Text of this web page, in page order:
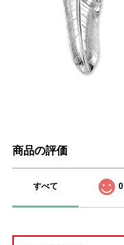
商品の評価
すべて 0